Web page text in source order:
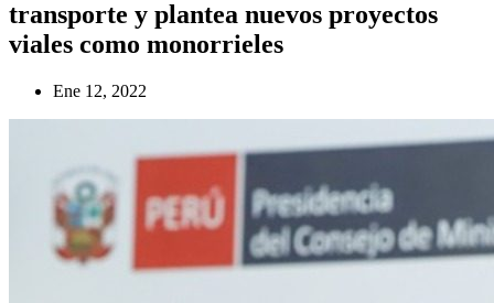
transporte y plantea nuevos proyectos
viales como monorrieles
Ene 12, 2022